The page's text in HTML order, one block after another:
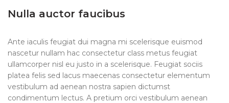
Nulla auctor faucibus
Ante iaculis feugiat dui magna mi scelerisque euismod
nascetur nullam hac consectetur class metus feugiat
ullamcorper nisl eu justo in a scelerisque. Feugiat sociis
platea felis sed lacus maecenas consectetur elementum
vestibulum ad aenean nostra sapien dictumst
condimentum lectus. A pretium orci vestibulum aenean